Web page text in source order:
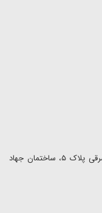
آدرس:تهران، میدان جهاد (فاطمی)، ضلع جنوب شرقی پلاک ۵، ساختمان جهاد